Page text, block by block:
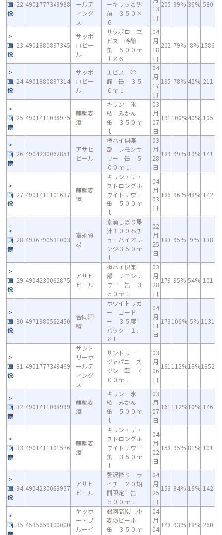
画
像
22 4901777349988
ールデ
ィング
ス
ーキリッと男
前 ３５０×
６
13
日
205 99% 36% 580
画
像
23 4901880897345
サッポ
ロビー
ル
サッポロ ヱ
ビス 吟醸
缶 ５００ｍ
ｌ×６
04
月
18
日
202 79% 8% 1586
画
像
24 4901880897314
サッポ
ロビー
ル
エビス 吟
醸 缶 ３５
０ｍｌ
04
月
17
日
195 78% 42% 211
画
像
25 4901411098975
麒麟麦
酒
キリン 氷
結 みかん
缶 ３５０ｍ
ｌ
03
月
07
日
191 100%40% 105
画
像
26 4904230062851
アサヒ
ビール
樽ハイ倶楽
部 レモンサ
ワー 缶 ５
００ｍｌ
03
月
28
日
189 99% 19% 141
画
像
27 4901411101637
麒麟麦
酒
キリン・ザ・
ストロングホ
ワイトサワー
缶 ５００ｍ
ｌ
04
月
03
日
186 96% 48% 142
画
像
28 4936790531003
富永貿
易
素滴しぼり果
汁１００％チ
ューハイオレ
ンジ３５０ｍ
ｌ
02
月
25
日
183 95% 9% 138
画
像
29 4904230062875
アサヒ
ビール
樽ハイ倶楽
部 レモンサ
ワー 缶 ３
５０ｍｌ
03
月
28
日
179 95% 54% 101
画
像
30 4971980562450
合同酒
精
ホワイトリカ
ー ゴード
ー ３５度
パック １．
８Ｌ
04
月
11
日
173106% 5% 1131
画
像
31 4901777349469
サント
リーホ
ールデ
ィング
ス
サントリー
ジャパニ－ズ
ジン 翠 ７
００ｍｌ
03
月
06
日
161 112%18%1352
画
像
32 4901411098999
麒麟麦
酒
キリン 氷
結 みかん
缶 ５００ｍ
ｌ
03
月
07
日
161 112%10% 146
画
像
33 4901411101576
麒麟麦
酒
キリン・ザ・
ストロングホ
ワイトサワー
缶 ３５０ｍ
ｌ
04
月
02
日
158 95% 81% 101
画
像
34 4904230063957
アサヒ
ビール
贅沢搾り ラ
イチ ２０期
間限定 缶
５００ｍｌ
04
月
25
日
153 84% 16% 142
画
像
35 4535659100000
ヤッホ
ー・ブ
ルーイ
銀河高原 小
麦のビール
缶 ３５０ｍ
04
月
04
148 93% 18% 260